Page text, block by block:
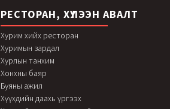
РЕСТОРАН, ХҮЛЭЭН АВАЛТ
Хурим хийх ресторан
Хуримын зардал
Хурлын танхим
Хонхны баяр
Буяны ажил
Хүүхдийн даахь үргээх